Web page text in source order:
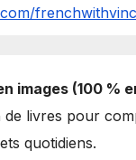
images (100 %
de livres pour
quotidiens.